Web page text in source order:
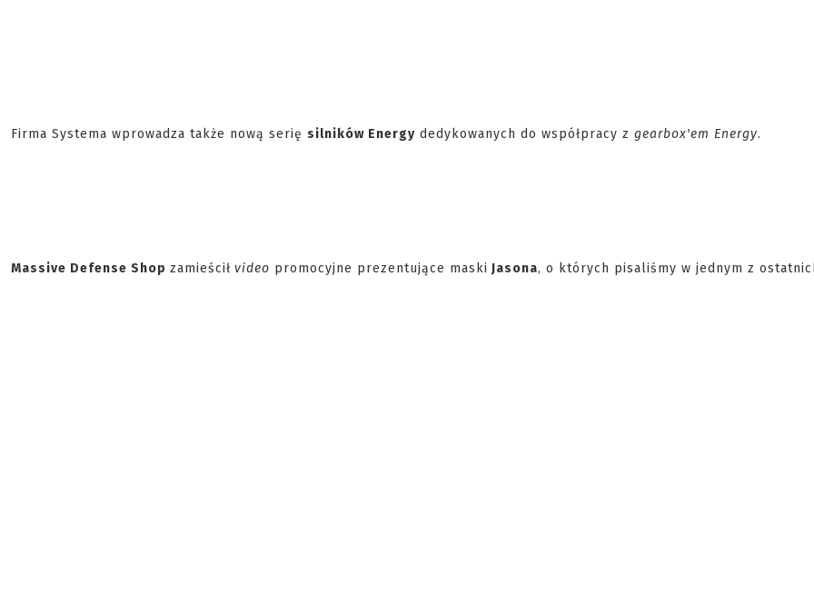
Firma Systema wprowadza także nową serię silników Energy dedykowanych do współpracy z gearbox'em Energy.
Massive Defense Shop zamieścił video promocyjne prezentujące maski Jasona, o których pisaliśmy w jednym z